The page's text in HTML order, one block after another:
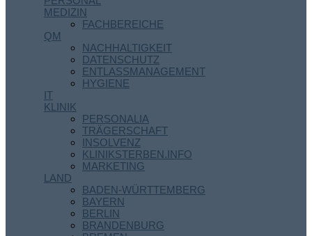
MEDIZIN
FACHBEREICHE
QM
NACHHALTIGKEIT
DATENSCHUTZ
ENTLASSMANAGEMENT
HYGIENE
IT
KLINIK
PERSONALIA
TRÄGERSCHAFT
INSOLVENZ
KLINIKSTERBEN.INFO
MARKETING
LAND
BADEN-WÜRTTEMBERG
BAYERN
BERLIN
BRANDENBURG